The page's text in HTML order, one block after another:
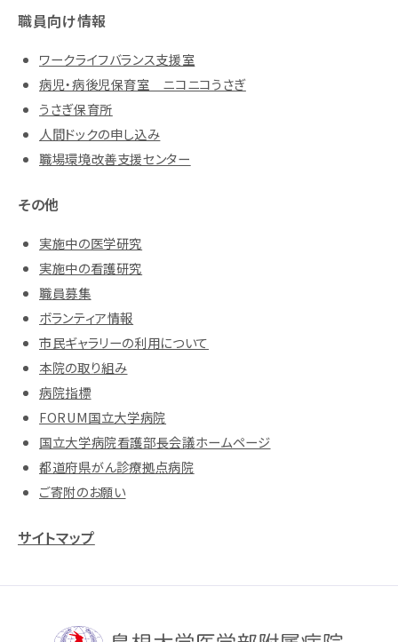
職員向け情報
ワークライフバランス支援室
病児・病後児保育室 ニコニコうさぎ
うさぎ保育所
人間ドックの申し込み
職場環境改善支援センター
その他
実施中の医学研究
実施中の看護研究
職員募集
ボランティア情報
市民ギャラリーの利用について
本院の取り組み
病院指標
FORUM国立大学病院
国立大学病院看護部長会議ホームページ
都道府県がん診療拠点病院
ご寄附のお願い
サイトマップ